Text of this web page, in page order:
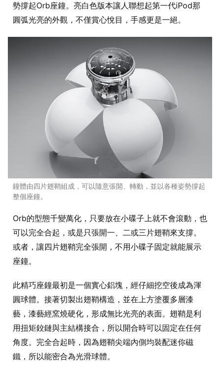
勢撐起Orb座鐘。亮白色版本讓人聯想起第一代iPod那
圓弧光亮的外觀，不僅賞心悅目，手感更是一絕。
鐘體由四片翅鞘組成，可以隨意張開、轉動，並以各種姿勢撐起
整個座鐘。
Orb的型態千變萬化，只要放在小碟子上就不會滾動，也
可以完全合起，或是只張開一、二或三片翅鞘來支撐。
或者，讓四片翅鞘完全張開，不用小碟子固定就能展示
座鐘。
此精巧座鐘最初是一個實心鋁塊，經仔細挖空後成為渾
圓球體。接著切製出翅鞘構造，並在上方塗覆多層漆
藝，漆藝經窯燒硬化，形成無比光亮的表面。翅鞘是利
用扭矩鉸鏈與主結構接合，所以開合時可以固定在任何
角度。完全合起時，因為翅鞘尖端內側均裝配迷你磁
鐵，所以能密合為光滑球體。